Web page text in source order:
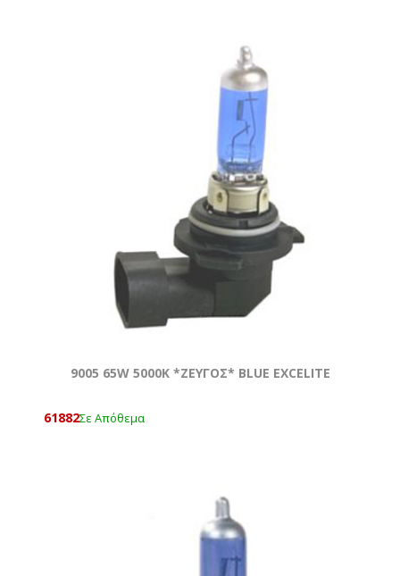
9005 65W 5000Κ *ZEYΓOΣ* BLUE EXCELITE
61882Σε Απόθεμα